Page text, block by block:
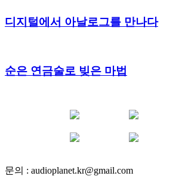
디지털에서 아날로그를 만나다
순은 연금술로 빚은 마법
문의 : audioplanet.kr@gmail.com